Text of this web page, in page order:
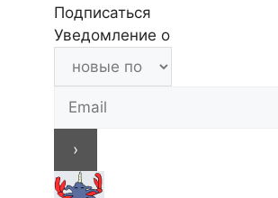
Подписаться
Уведомление о